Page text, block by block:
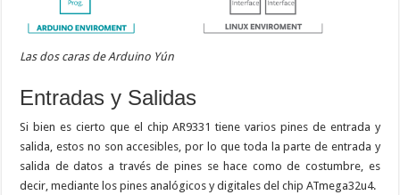
Las dos caras de Arduino Yún
Entradas y Salidas
Si bien es cierto que el chip AR9331 tiene varios pines de entrada y
salida, estos no son accesibles, por lo que toda la parte de entrada y
salida de datos a través de pines se hace como de costumbre, es
decir, mediante los pines analógicos y digitales del chip ATmega32u4.